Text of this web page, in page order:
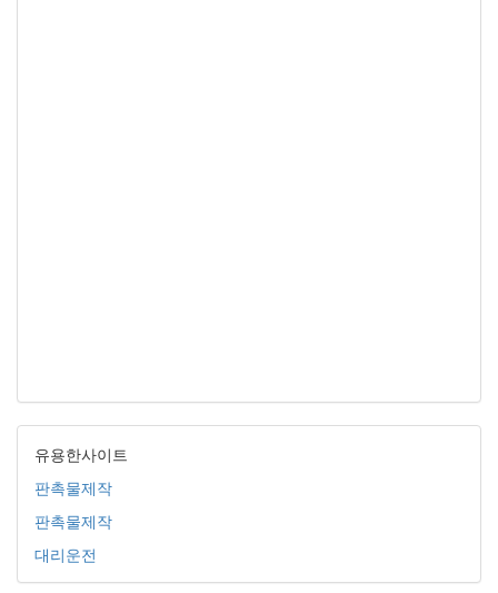
유용한사이트
판촉물제작
판촉물제작
대리운전